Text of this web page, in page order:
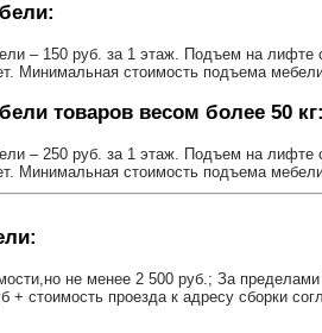
– 150 руб. за 1 этаж. Подъем на лифте
Минимальная стоимость подъема
товаров весом более 50 кг:
– 250 руб. за 1 этаж. Подъем на лифте
Минимальная стоимость подъема
не менее 2 500 руб.; За
+ стоимость проезда к адресу сборки